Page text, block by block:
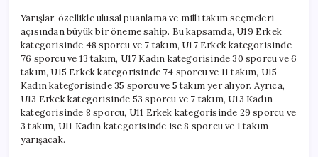
Yarışlar, özellikle ulusal puanlama ve milli takım seçmeleri
açısından büyük bir öneme sahip. Bu kapsamda, U19 Erkek
kategorisinde 48 sporcu ve 7 takım, U17 Erkek kategorisinde
76 sporcu ve 13 takım, U17 Kadın kategorisinde 30 sporcu ve 6
takım, U15 Erkek kategorisinde 74 sporcu ve 11 takım, U15
Kadın kategorisinde 35 sporcu ve 5 takım yer alıyor. Ayrıca,
U13 Erkek kategorisinde 53 sporcu ve 7 takım, U13 Kadın
kategorisinde 8 sporcu, U11 Erkek kategorisinde 29 sporcu ve
3 takım, U11 Kadın kategorisinde ise 8 sporcu ve 1 takım
yarışacak.